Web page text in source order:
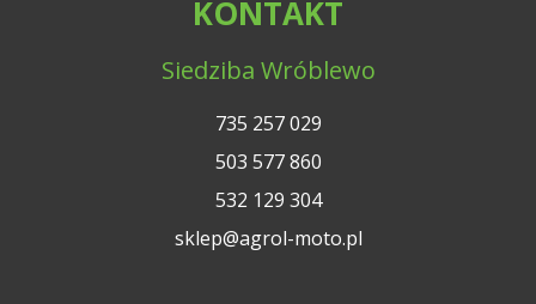
KONTAKT
Siedziba Wróblewo
735 257 029
503 577 860
532 129 304
sklep@agrol-moto.pl